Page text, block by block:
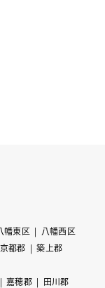
幡東区
八幡西区
京都郡
築上郡
嘉穂郡
田川郡